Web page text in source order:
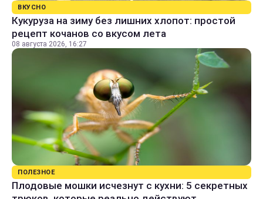
ВКУСНО
Кукуруза на зиму без лишних хлопот: простой
рецепт кочанов со вкусом лета
08 августа 2026, 16:27
ПОЛЕЗНОЕ
Плодовые мошки исчезнут с кухни: 5 секретных